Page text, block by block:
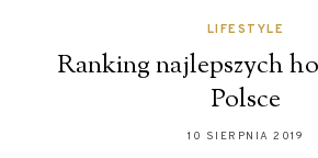
LIFESTYLE
Ranking najlepszych
Polsce
10 SIERPNIA 2019